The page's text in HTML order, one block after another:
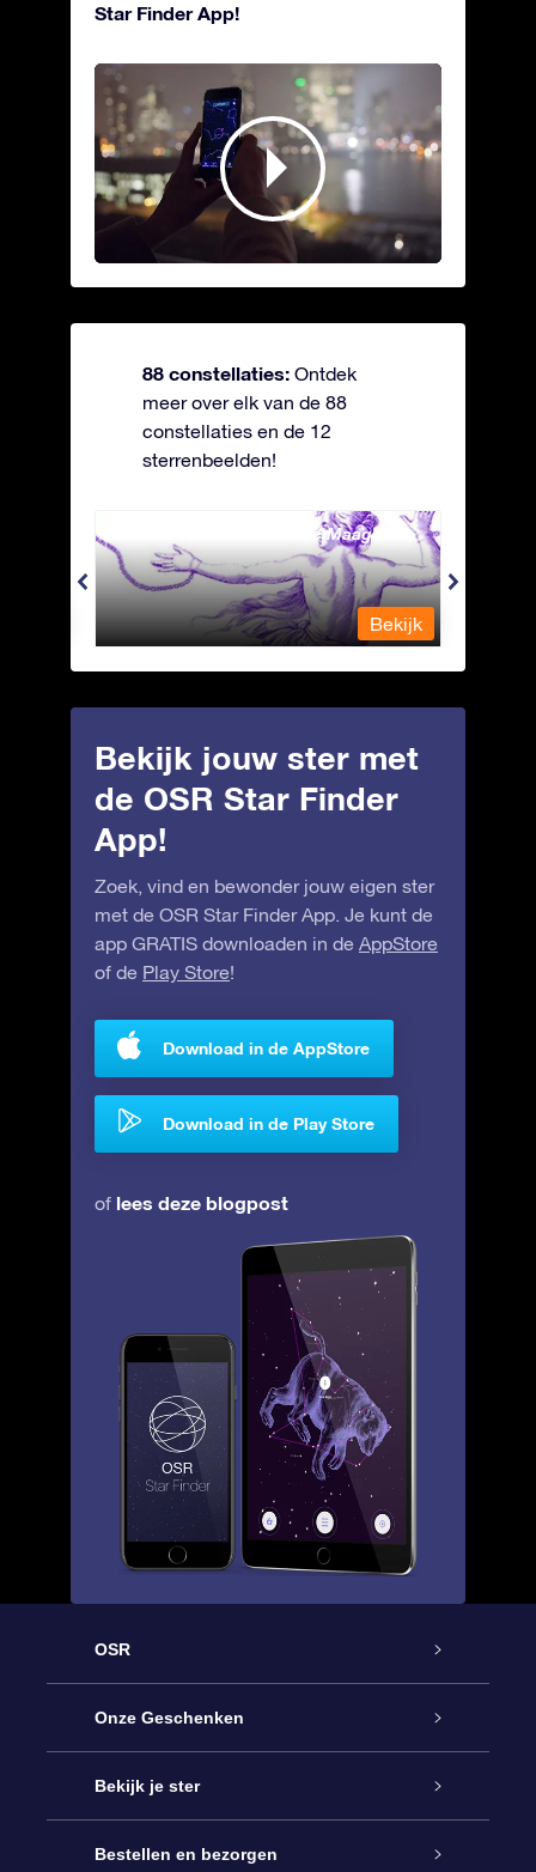
Star Finder App!
88 constellaties: Ontdek
meer over elk van de 88
constellaties en de 12
sterrenbeelden!
Andromeda - Geketende Maagd
Bekijk
Bekijk jouw ster met
de OSR Star Finder
App!
Zoek, vind en bewonder jouw eigen ster
met de OSR Star Finder App. Je kunt de
app GRATIS downloaden in de AppStore
of de Play Store!
Download in de AppStore
Download in de Play Store
of lees deze blogpost
OSR
Service
Contact
Blog
Onze Geschenken
Online Star Gift
OSR Cadeaupakket
Bekijk je ster
Sterrenregister
Bestellen en bezorgen